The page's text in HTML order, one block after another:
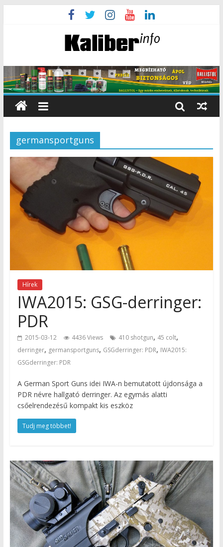
germansportguns
Hírek
IWA2015: GSG-derringer:
PDR
2015-03-12 4436 Views 410 shotgun, 45 colt,
derringer, germansportguns, GSGderringer: PDR, IWA2015:
GSGderringer: PDR
A German Sport Guns idei IWA-n bemutatott újdonsága a
PDR névre hallgató derringer. Az egymás alatti
csőelrendezésű kompakt kis eszköz
Tudj meg többet!